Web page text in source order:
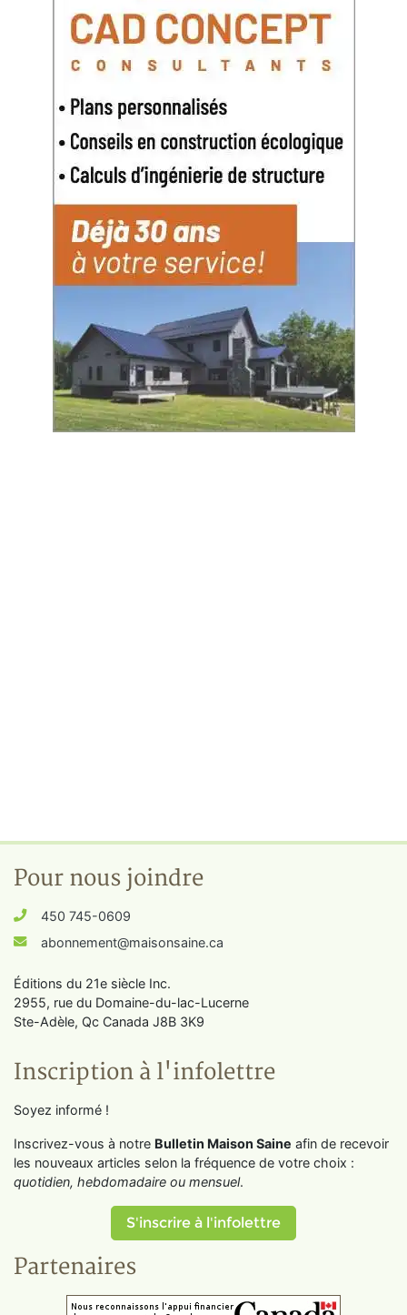
Pour nous joindre
450 745-0609
abonnement@maisonsaine.ca
Éditions du 21e siècle Inc.
2955, rue du Domaine-du-lac-Lucerne
Ste-Adèle, Qc Canada J8B 3K9
Inscription à l'infolettre
Soyez informé !
Inscrivez-vous à notre Bulletin Maison Saine afin de recevoir
les nouveaux articles selon la fréquence de votre choix :
quotidien, hebdomadaire ou mensuel.
S'inscrire à l'infolettre
Partenaires